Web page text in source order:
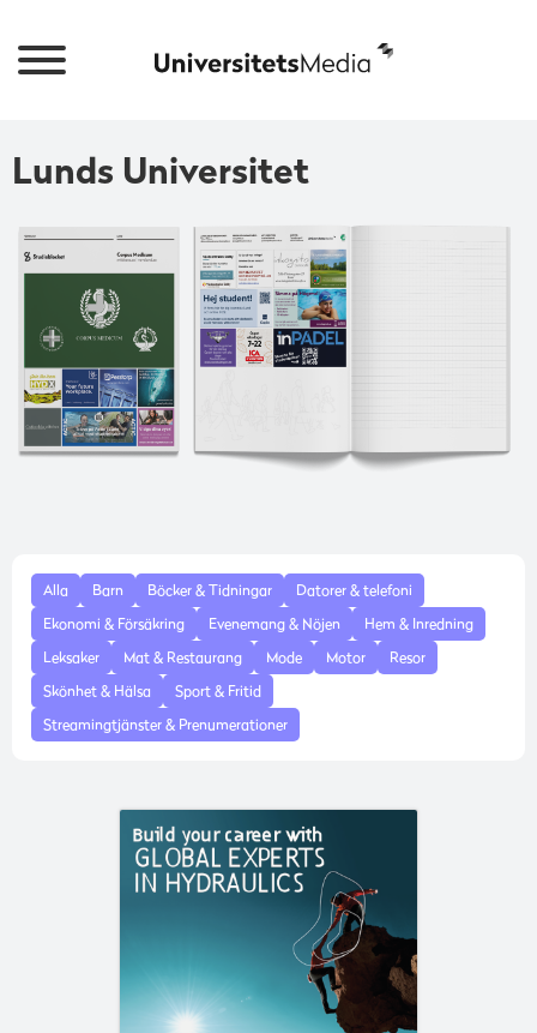
Lunds Universitet
Alla Barn Böcker & Tidningar
Datorer & telefoni
Ekonomi & Försäkring
Evenemang & Nöjen
Hem & Inredning
Leksaker
Mat & Restaurang Mode Motor
Resor
Skönhet & Hälsa
Sport & Fritid
Streamingtjänster & Prenumerationer